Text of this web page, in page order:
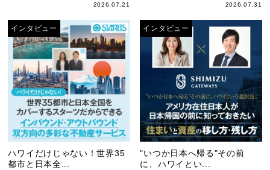
2026.07.21 2026.07.31
インタビュー
ハワイだけじゃない！世界35
都市と日本全...
インタビュー
"いつか日本へ帰る"その前
に、ハワイとい...